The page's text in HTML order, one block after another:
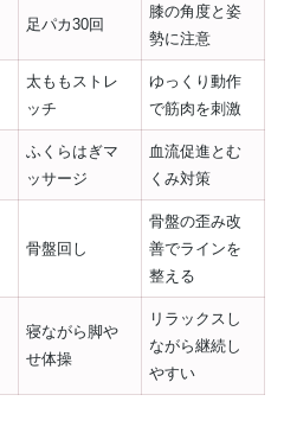
足パカ30回
膝の角度と姿
勢に注意
太ももストレ
ッチ
ゆっくり動作
で筋肉を刺激
ふくらはぎマ
ッサージ
血流促進とむ
くみ対策
骨盤回し
骨盤の歪み改
善でラインを
整える
寝ながら脚や
せ体操
リラックスし
ながら継続し
やすい